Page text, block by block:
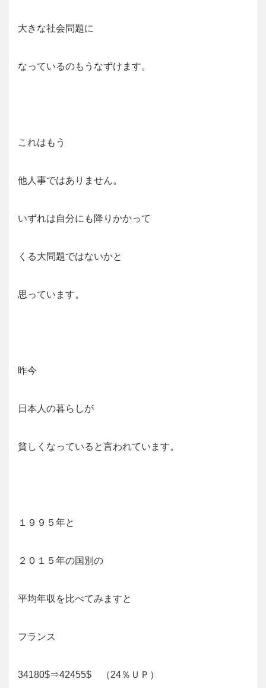
大きな社会問題に
なっているのもうなずけます。
これはもう
他人事ではありません。
いずれは自分にも降りかかって
くる大問題ではないかと
思っています。
昨今
日本人の暮らしが
貧しくなっていると言われています。
１９９５年と
２０１５年の国別の
平均年収を比べてみますと
フランス
34180$⇒42455$ （24％ＵＰ）